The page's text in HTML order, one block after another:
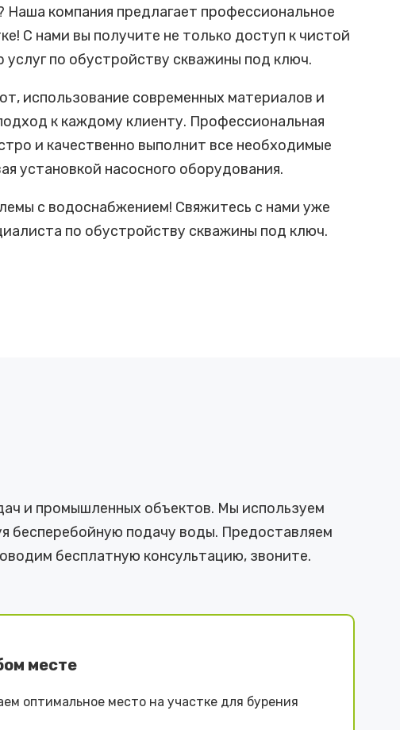
компания предлагает профессиональное
С нами вы получите не только доступ к чистой
по обустройству скважины под ключ.
использование современных материалов и
к каждому клиенту. Профессиональная
и качественно выполнит все необходимые
установкой насосного оборудования.
с водоснабжением! Свяжитесь с нами уже
по обустройству скважины под ключ.
и промышленных объектов. Мы используем
бесперебойную подачу воды. Предоставляем
бесплатную консультацию, звоните.
месте
оптимальное место на участке для бурения